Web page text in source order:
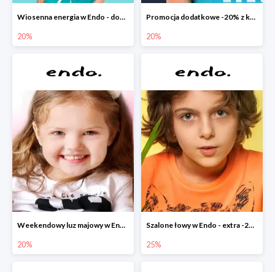
Wiosenna energia w Endo - dodatkowe -20%
20%
Promocja dodatkowe -20% z kodem
20%
Weekendowy luz majowy w Endo - dodatkowe -20% na wszystko
20%
Szalone łowy w Endo - extra -25% na nowości
25%